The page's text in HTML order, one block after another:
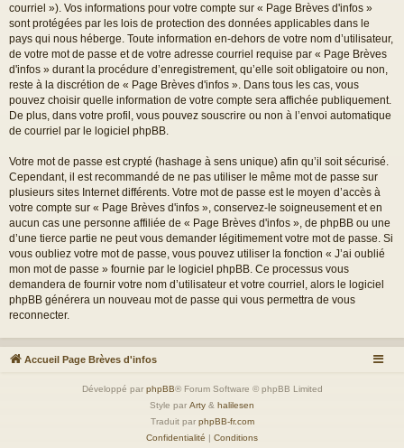
courriel »). Vos informations pour votre compte sur « Page Brèves d'infos »
sont protégées par les lois de protection des données applicables dans le
pays qui nous héberge. Toute information en-dehors de votre nom d’utilisateur,
de votre mot de passe et de votre adresse courriel requise par « Page Brèves
d'infos » durant la procédure d’enregistrement, qu’elle soit obligatoire ou non,
reste à la discrétion de « Page Brèves d'infos ». Dans tous les cas, vous
pouvez choisir quelle information de votre compte sera affichée publiquement.
De plus, dans votre profil, vous pouvez souscrire ou non à l’envoi automatique
de courriel par le logiciel phpBB.
Votre mot de passe est crypté (hashage à sens unique) afin qu’il soit sécurisé.
Cependant, il est recommandé de ne pas utiliser le même mot de passe sur
plusieurs sites Internet différents. Votre mot de passe est le moyen d’accès à
votre compte sur « Page Brèves d'infos », conservez-le soigneusement et en
aucun cas une personne affiliée de « Page Brèves d'infos », de phpBB ou une
d’une tierce partie ne peut vous demander légitimement votre mot de passe. Si
vous oubliez votre mot de passe, vous pouvez utiliser la fonction « J’ai oublié
mon mot de passe » fournie par le logiciel phpBB. Ce processus vous
demandera de fournir votre nom d’utilisateur et votre courriel, alors le logiciel
phpBB générera un nouveau mot de passe qui vous permettra de vous
reconnecter.
Accueil Page Brèves d'infos
Développé par phpBB® Forum Software © phpBB Limited
Style par Arty & halilesen
Traduit par phpBB-fr.com
Confidentialité | Conditions